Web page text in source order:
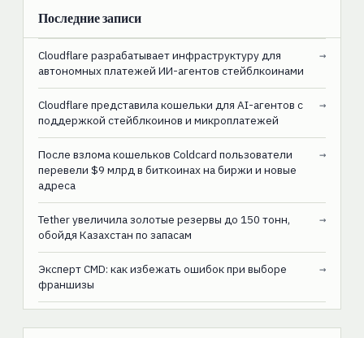
Последние записи
Cloudflare разрабатывает инфраструктуру для
автономных платежей ИИ-агентов стейблкоинами
→
Cloudflare представила кошельки для AI-агентов с
поддержкой стейблкоинов и микроплатежей
→
После взлома кошельков Coldcard пользователи
перевели $9 млрд в биткоинах на биржи и новые
адреса
→
Tether увеличила золотые резервы до 150 тонн,
обойдя Казахстан по запасам
→
Эксперт CMD: как избежать ошибок при выборе
франшизы
→